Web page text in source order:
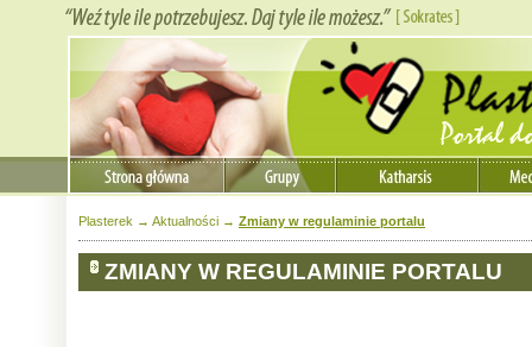
Plasterek → Aktualności → Zmiany w regulaminie portalu
ZMIANY W REGULAMINIE PORTALU